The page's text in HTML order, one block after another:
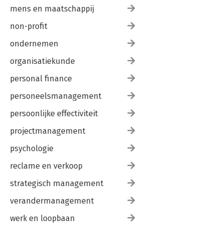
mens en maatschappij
non-profit
ondernemen
organisatiekunde
personal finance
personeelsmanagement
persoonlijke effectiviteit
projectmanagement
psychologie
reclame en verkoop
strategisch management
verandermanagement
werk en loopbaan